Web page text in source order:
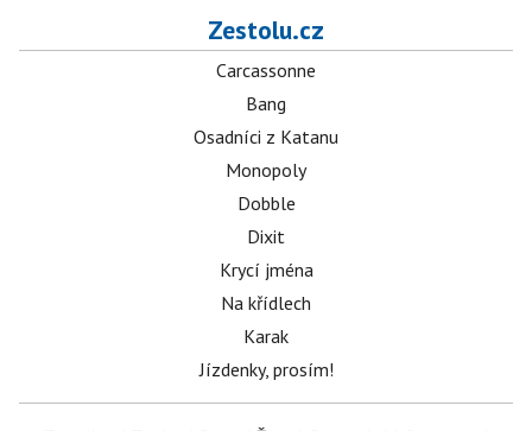
Zestolu.cz
Carcassonne
Bang
Osadníci z Katanu
Monopoly
Dobble
Dixit
Krycí jména
Na křídlech
Karak
Jízdenky, prosím!